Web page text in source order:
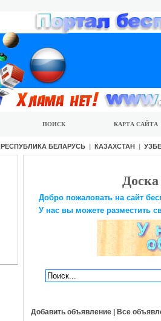
ПОИСК КАРТА САЙТА
РЕСПУБЛИКА БЕЛАРУСЬ | КАЗАХСТАН |
Добро пожаловать на сайт
У нас вы можете разместить
Добавить объявление | Все